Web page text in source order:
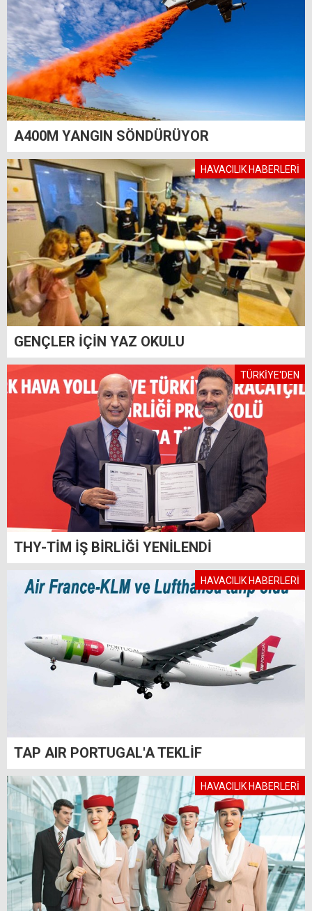
A400M YANGIN SÖNDÜRÜYOR
HAVACILIK HABERLERİ
GENÇLER İÇİN YAZ OKULU
TÜRKİYE'DEN
THY-TİM İŞ BİRLİĞİ YENİLENDİ
HAVACILIK HABERLERİ
TAP AIR PORTUGAL'A TEKLİF
HAVACILIK HABERLERİ